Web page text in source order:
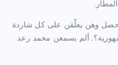
حصل وهن يعلّقن على كل شاردة
ألم يسمعن محمد رعد